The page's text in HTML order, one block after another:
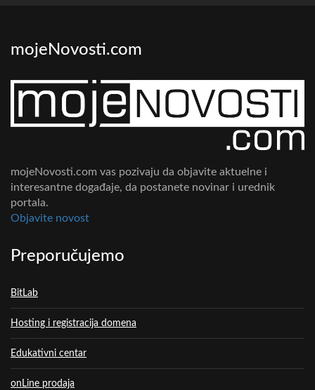
mojeNovosti.com
mojeNovosti.com vas pozivaju da objavite aktuelne i
interesantne događaje, da postanete novinar i urednik
portala.
Objavite novost
Preporučujemo
BitLab
Hosting i registracija domena
Edukativni centar
onLine prodaja